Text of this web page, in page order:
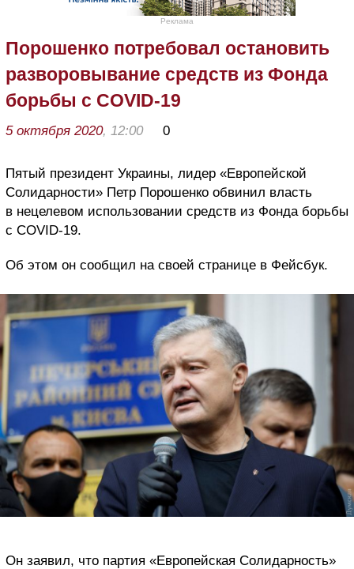
Реклама
Порошенко потребовал остановить
разворовывание средств из Фонда
борьбы с COVID-19
5 октября 2020, 12:00 0
Пятый президент Украины, лидер «Европейской
Солидарности» Петр Порошенко обвинил власть
в нецелевом использовании средств из Фонда борьбы
с COVID-19.
Об этом он сообщил на своей странице в Фейсбук.
Он заявил, что партия «Европейская Солидарность»